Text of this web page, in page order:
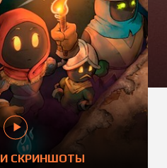
И СКРИНШОТЫ